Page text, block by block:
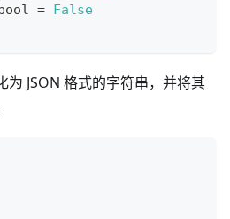
bool =
False
为 JSON 格式的字符串，并将其